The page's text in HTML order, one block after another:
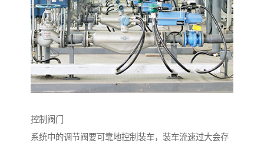
控制阀门
系统中的调节阀要可靠地控制装车，装车流速过大会存